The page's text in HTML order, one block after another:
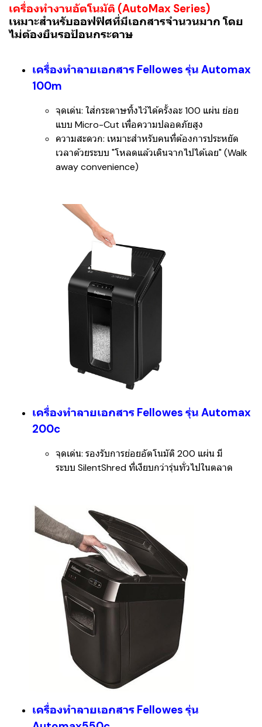
เครื่องทำงานอัตโนมัติ (AutoMax Series)
เหมาะสำหรับออฟฟิศที่มีเอกสารจำนวนมาก โดย
ไม่ต้องยืนรอป้อนกระดาษ
เครื่องทำลายเอกสาร Fellowes รุ่น Automax
100m
จุดเด่น: ใส่กระดาษทิ้งไว้ได้ครั้งละ 100 แผ่น ย่อย
แบบ Micro-Cut เพื่อความปลอดภัยสูง
ความสะดวก: เหมาะสำหรับคนที่ต้องการประหยัด
เวลาด้วยระบบ "โหลดแล้วเดินจากไปได้เลย" (Walk
away convenience)
เครื่องทำลายเอกสาร Fellowes รุ่น Automax
200c
จุดเด่น: รองรับการย่อยอัตโนมัติ 200 แผ่น มี
ระบบ SilentShredที่เงียบกว่ารุ่นทั่วไปในตลาด
เครื่องทำลายเอกสาร Fellowes รุ่น